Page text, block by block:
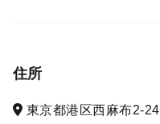
住所
東京都港区西麻布2-